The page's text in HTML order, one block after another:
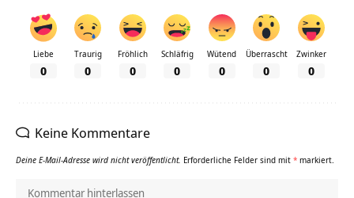
Liebe
0
Traurig
0
Fröhlich
0
Schläfrig
0
Wütend
0
Überrascht
0
Zwinker
0
Keine Kommentare
Deine E-Mail-Adresse wird nicht veröffentlicht. Erforderliche Felder sind mit * markiert.